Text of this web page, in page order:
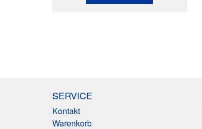
SERVICE
Kontakt
Warenkorb